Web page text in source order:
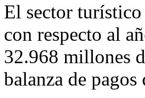
El sector
con respecto al
32.968 millones
balanza de